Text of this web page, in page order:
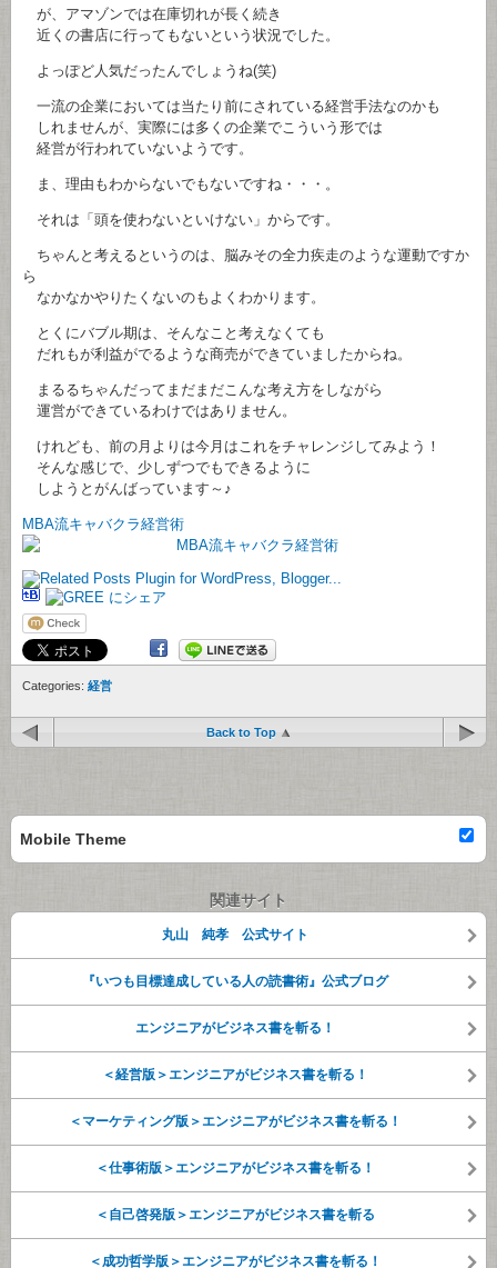
が、アマゾンでは在庫切れが長く続き
近くの書店に行ってもないという状況でした。
よっぽど人気だったんでしょうね(笑)
一流の企業においては当たり前にされている経営手法なのかも
しれませんが、実際には多くの企業でこういう形では
経営が行われていないようです。
ま、理由もわからないでもないですね・・・。
それは「頭を使わないといけない」からです。
ちゃんと考えるというのは、脳みその全力疾走のような運動ですか
ら
なかなかやりたくないのもよくわかります。
とくにバブル期は、そんなこと考えなくても
だれもが利益がでるような商売ができていましたからね。
まるるちゃんだってまだまだこんな考え方をしながら
運営ができているわけではありません。
けれども、前の月よりは今月はこれをチャレンジしてみよう！
そんな感じで、少しずつでもできるように
しようとがんばっています～♪
MBA流キャバクラ経営術
Categories: 経営
Back to Top
Mobile Theme
関連サイト
丸山 純孝 公式サイト
『いつも目標達成している人の読書術』公式ブログ
エンジニアがビジネス書を斬る！
＜経営版＞エンジニアがビジネス書を斬る！
＜マーケティング版＞エンジニアがビジネス書を斬る！
＜仕事術版＞エンジニアがビジネス書を斬る！
＜自己啓発版＞エンジニアがビジネス書を斬る
＜成功哲学版＞エンジニアがビジネス書を斬る！